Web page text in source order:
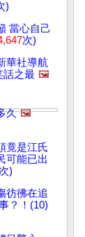
)
當心自己
次)
華社導航
話之最 🖼️
久 🖼️
竟是江氏
可能已出
次)
彷彿在追
？！(10)